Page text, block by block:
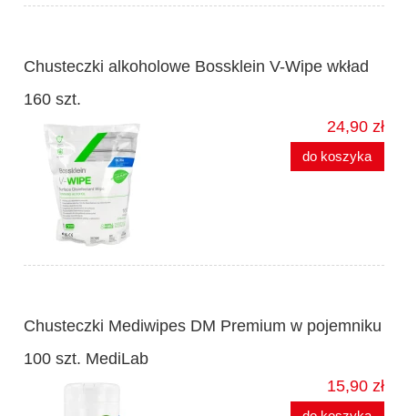
Chusteczki alkoholowe Bossklein V-Wipe wkład
160 szt.
24,90 zł
do koszyka
Chusteczki Mediwipes DM Premium w pojemniku
100 szt. MediLab
15,90 zł